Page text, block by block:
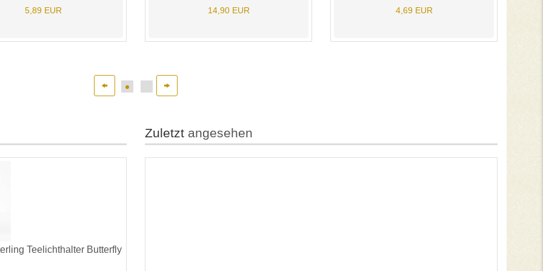
5,89 EUR 14,90 EUR 4,69 EUR
Teelichthalter Butterfly
Zuletzt angesehen